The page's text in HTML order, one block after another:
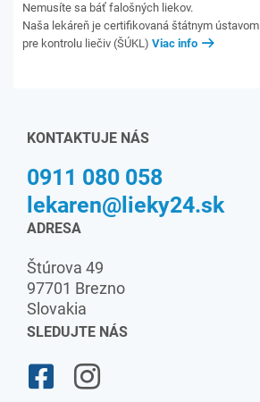
Nemusíte sa báť falošných liekov.
Naša lekáreň je certifikovaná štátnym ústavom
pre kontrolu liečiv (ŠÚKL) Viac info
KONTAKTUJE NÁS
0911 080 058
lekaren@lieky24.sk
ADRESA
Štúrova 49
97701 Brezno
Slovakia
SLEDUJTE NÁS